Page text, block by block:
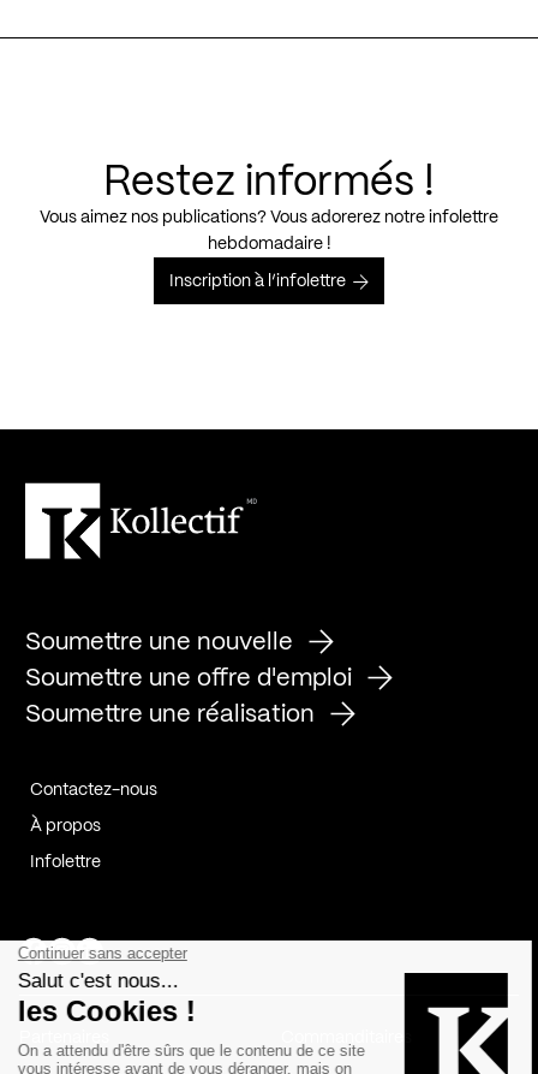
Restez informés !
Vous aimez nos publications? Vous adorerez notre infolettre
hebdomadaire !
Inscription à l’infolettre
Soumettre une nouvelle
Soumettre une offre d'emploi
Soumettre une réalisation
Contactez-nous
À propos
Infolettre
Page Facebook de Kollectif
Page Instagram de Kollectif
Page Linkedin de Kollectif